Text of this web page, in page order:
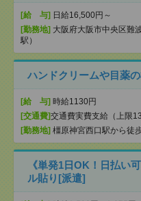
[給 与] 日給16,500円～
[勤務地] 大阪府大阪市中央区難
駅）
ハンドクリームや目薬
[給 与] 時給1130円
[交通費]交通費実費支給（上限
[勤務地] 橿原神宮西口駅から徒
《単発1日OK！日払い
ル貼り[派遣]